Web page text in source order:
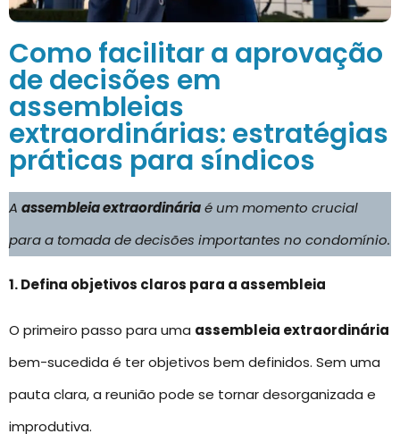
Como facilitar a aprovação
de decisões em
assembleias
extraordinárias: estratégias
práticas para síndicos
A assembleia extraordináriaé um momento crucial
para a tomada de decisões importantes no condomínio.
1. Defina objetivos claros para a assembleia
O primeiro passo para uma assembleia extraordinária
bem-sucedida é ter objetivos bem definidos. Sem uma
pauta clara, a reunião pode se tornar desorganizada e
improdutiva.